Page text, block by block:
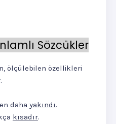
Sözcükler
ölçülebilen özellikleri
daha yakındı.
kısadır.